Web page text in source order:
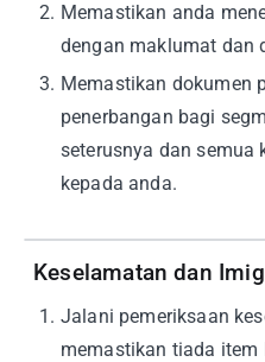
2. Memastikan anda
dengan maklumat dan
3. Memastikan dokumen
penerbangan bagi
seterusnya dan semua
kepada anda.
Keselamatan dan
1 . Jalani pemeriksaan
memastikan tiada item